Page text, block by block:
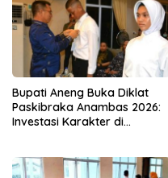
Bupati Aneng Buka Diklat
Paskibraka Anambas 2026:
Investasi Karakter di